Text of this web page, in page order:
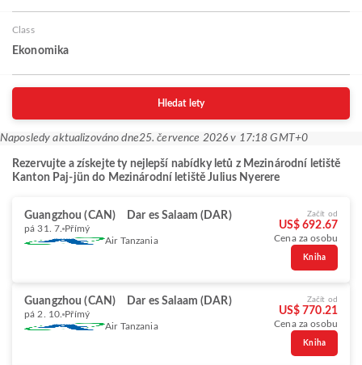
Class
Ekonomika
Hledat lety
Naposledy aktualizováno dne25. července 2026 v 17:18 GMT+0
Rezervujte a získejte ty nejlepší nabídky letů z Mezinárodní letiště
Kanton Paj-jün do Mezinárodní letiště Julius Nyerere
Guangzhou (CAN) Dar es Salaam (DAR)
pá 31. 7. Přímý
Air Tanzania
Začít od
US$ 692.67
Cena za osobu
Kniha
Guangzhou (CAN) Dar es Salaam (DAR)
pá 2. 10. Přímý
Air Tanzania
Začít od
US$ 770.21
Cena za osobu
Kniha